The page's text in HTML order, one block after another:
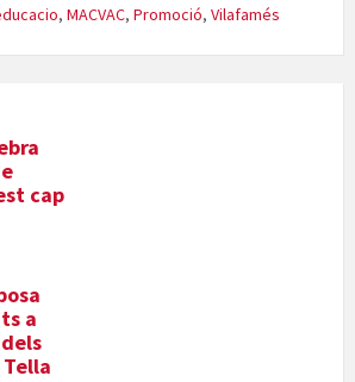
, MACVAC, Promoció, Vilafamés
cap
a